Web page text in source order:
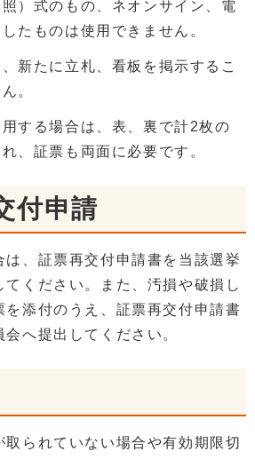
）式のもの、ネオンサイン、電
たものは使用できません。
新たに立札、看板を掲示するこ
。
する場合は、表、裏で計2枚の
、証票も両面に必要です。
付申請
は、証票再交付申請書を当該選挙
ください。また、汚損や破損し
を添付のうえ、証票再交付申請書
へ提出してください。
られていない場合や有効期限切